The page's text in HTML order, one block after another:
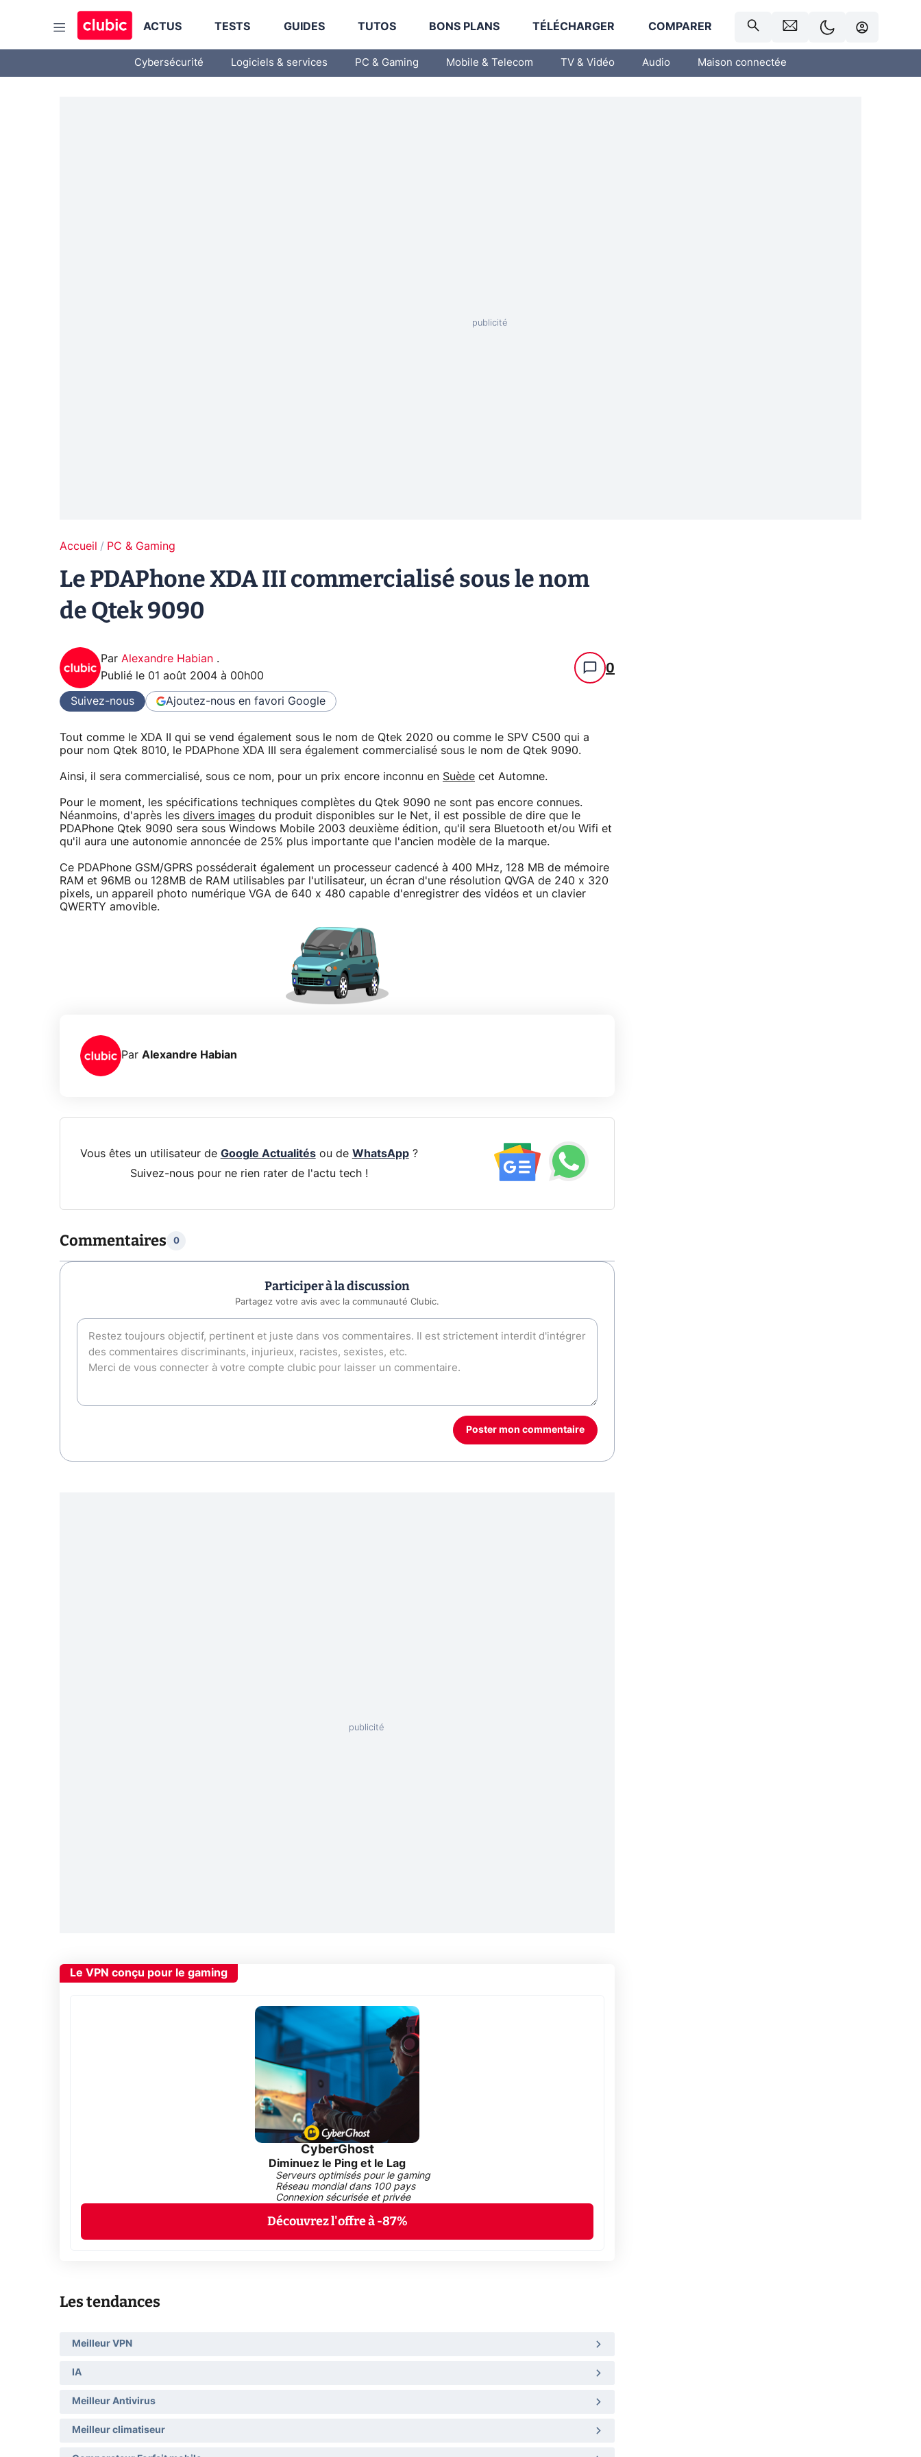
ACTUS TESTS GUIDES TUTOS BONS PLANS TÉLÉCHARGER COMPARER
Cybersécurité Logiciels & services PC & Gaming Mobile & Telecom TV & Vidéo Audio Maison connectée
Accueil PC & Gaming
Le PDAPhone XDA III commercialisé sous le nom
de Qtek 9090
Par Alexandre Habian .
Publié le 01 août 2004 à 00h00 0
Suivez-nous Ajoutez-nous en favori Google
Tout comme le XDA II qui se vend également sous le nom de Qtek 2020 ou comme le SPV C500 qui a
pour nom Qtek 8010, le PDAPhone XDA III sera également commercialisé sous le nom de Qtek 9090.
Ainsi, il sera commercialisé, sous ce nom, pour un prix encore inconnu en Suède cet Automne.
Pour le moment, les spécifications techniques complètes du Qtek 9090 ne sont pas encore connues.
Néanmoins, d'après les divers images du produit disponibles sur le Net, il est possible de dire que le
PDAPhone Qtek 9090 sera sous Windows Mobile 2003 deuxième édition, qu'il sera Bluetooth et/ou Wifi et
qu'il aura une autonomie annoncée de 25% plus importante que l'ancien modèle de la marque.
Ce PDAPhone GSM/GPRS posséderait également un processeur cadencé à 400 MHz, 128 MB de mémoire
RAM et 96MB ou 128MB de RAM utilisables par l'utilisateur, un écran d'une résolution QVGA de 240 x 320
pixels, un appareil photo numérique VGA de 640 x 480 capable d'enregistrer des vidéos et un clavier
QWERTY amovible.
Par Alexandre Habian
Vous êtes un utilisateur de Google Actualitésou de WhatsApp?
Suivez-nous pour ne rien rater de l'actu tech !
Commentaires 0
Participer à la discussion
Partagez votre avis avec la communauté Clubic.
Poster mon commentaire
Le VPN conçu pour le gaming
CyberGhost
Diminuez le Ping et le Lag
Serveurs optimisés pour le gaming
Réseau mondial dans 100 pays
Connexion sécurisée et privée
Découvrez l'offre à -87%
Les tendances
Meilleur VPN
IA
Meilleur Antivirus
Meilleur climatiseur